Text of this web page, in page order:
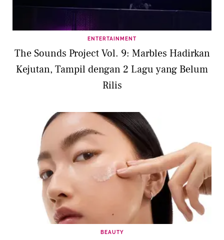
ENTERTAINMENT
The Sounds Project Vol. 9: Marbles Hadirkan
Kejutan, Tampil dengan 2 Lagu yang Belum
Rilis
BEAUTY